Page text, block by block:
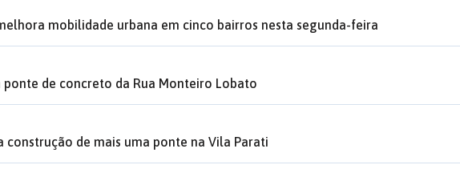
mobilidade urbana em cinco bairros nesta segunda-feira
ponte de concreto da Rua Monteiro Lobato
construção de mais uma ponte na Vila Parati